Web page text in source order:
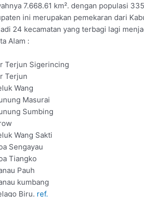
7.668.61 km². dengan populasi
ini merupakan pemekaran dari
24 kecamatan yang terbagi lagi
Alam :
Terjun Sigerincing
Terjun
Wang
Masurai
Sumbing
Wang Sakti
Sengayau
Tiangko
Pauh
kumbang
Biru. ref.